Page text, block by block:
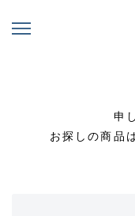
申
お探しの商品